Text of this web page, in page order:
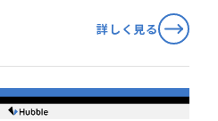
詳しく見る